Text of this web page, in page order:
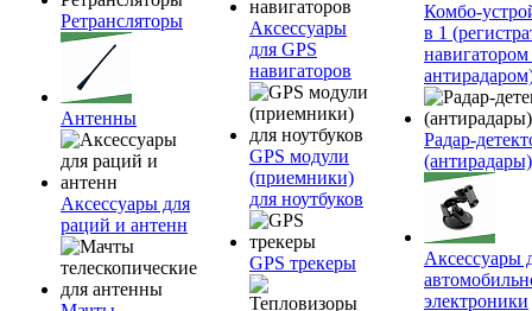
Ретрансляторы
Антенны
Аксессуары для
раций и антенн
Аксессуары
для GPS
навигаторов
GPS модули
(приемники)
для ноутбуков
GPS трекеры
Комбо-
в 1
Радар-
(антирадары)
Аксессуары
электроники